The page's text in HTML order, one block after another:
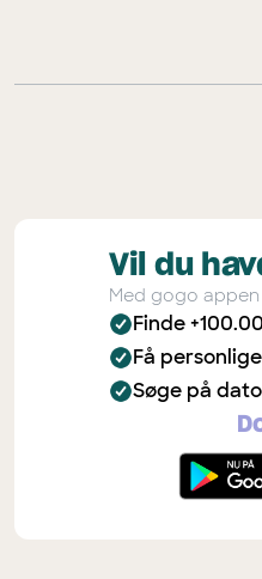
Vil du
Med gogo
Finde
Få
Søge på